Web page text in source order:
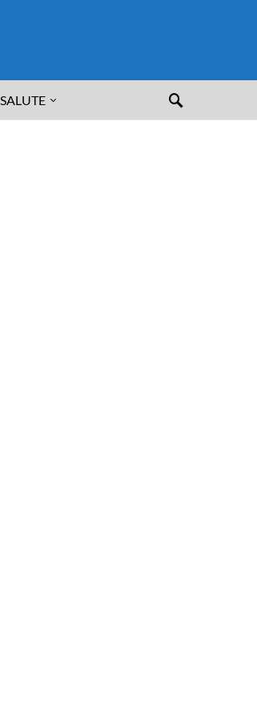
SALUTE